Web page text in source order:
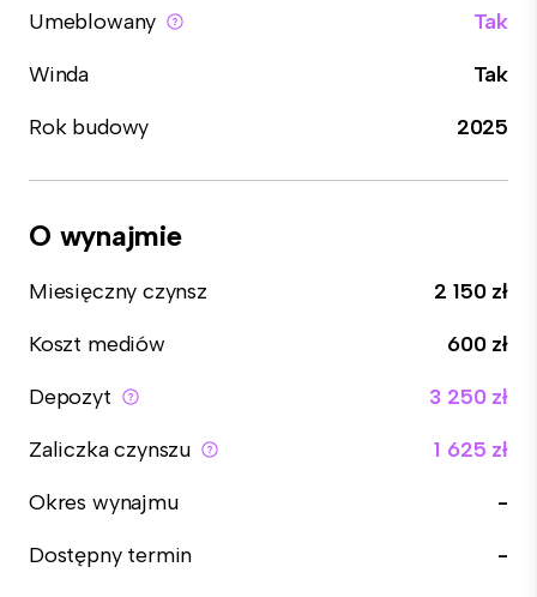
Umeblowany
Tak
Winda
Tak
Rok budowy
2025
O wynajmie
Miesięczny czynsz
2 150 zł
Koszt mediów
600 zł
Depozyt
3 250 zł
Zaliczka czynszu
1 625 zł
Okres wynajmu
-
Dostępny termin
-